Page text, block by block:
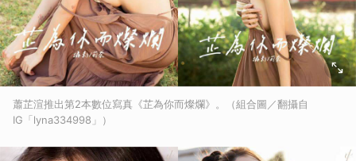
蕭芷渲推出第2本數位寫真《芷為你而燦爛》。（組合圖／翻攝自
IG「lyna334998」）